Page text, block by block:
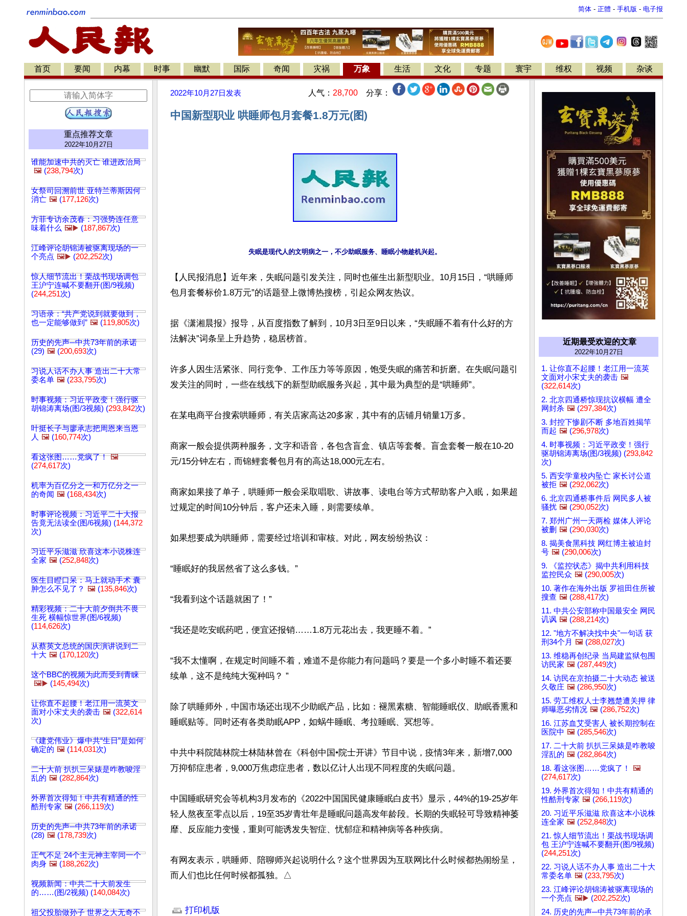
简体 - 正體 - 手机版 - 电子报
首页 要闻 内幕 时事 幽默 国际 奇闻 灾祸 万象 生活 文化 专题 寰宇 维权 视频 杂谈
重点推荐文章
2022年10月27日
谁能加速中共的灭亡 谁进政治局
🖼️ (238,794次)
女祭司回溯前世 亚特兰蒂斯因何
消亡 🖼️ (177,126次)
方菲专访余茂春：习强势连任意
味着什么 🖼️▶️ (187,867次)
江峰评论胡锦涛被驱离现场的一
个亮点 🖼️▶️ (202,252次)
惊人细节流出！栗战书现场调包
王沪宁连喊不要翻开(图/9视频)
(244,251次)
习语录：“共产党说到就要做到，
也一定能够做到” 🖼️ (119,805次)
历史的先声─中共73年前的承诺
(29) 🖼️ (200,693次)
习说人话不办人事 造出二十大常
委名单 🖼️ (233,795次)
时事视频：习近平政变！强行驱
胡锦涛离场(图/3视频) (293,842次)
叶挺长子与廖承志把周恩来当恩
人 🖼️ (160,774次)
看这张图……党疯了！ 🖼️
(274,617次)
机率为百亿分之一和万亿分之一
的奇闻 🖼️ (168,434次)
时事评论视频：习近平二十大报
告竟无法读全(图/6视频) (144,372
次)
习近平乐滋滋 欣喜这本小说株连
全家 🖼️ (252,848次)
医生目瞪口呆：马上就动手术 囊
肿怎么不见了？ 🖼️ (135,846次)
精彩视频：二十大前夕倒共不畏
生死 横幅惊世界(图/6视频)
(114,626次)
从蔡英文总统的国庆演讲说到二
十大 🖼️ (170,120次)
这个BBC的视频为此而受到青睐
🖼️▶️ (145,494次)
让你直不起腰！老江用一流英文
面对小宋丈夫的袭击 🖼️ (322,614
次)
《建党伟业》爆中共“生日”是如何
确定的 🖼️ (114,031次)
二十大前 扒扒三呆婊是咋教唆淫
乱的 🖼️ (282,864次)
外界首次得知！中共有精通的性
酷刑专家 🖼️ (266,119次)
历史的先声─中共73年前的承诺
(28) 🖼️ (178,739次)
正气不足 24个主元神主宰同一个
肉身 🖼️ (188,262次)
视频新闻：中共二十大前发生
的……(图/2视频) (140,084次)
祖父投胎做孙子 世界之大无奇不
2022年10月27日 发表 人气： 28,700 分享：
中国新型职业 哄睡师包月套餐1.8万元(图)
【人民报消息】近年来，失眠问题引发关注，同时也催生出新型职业。10月15日，“哄睡师
包月套餐标价1.8万元”的话题登上微博热搜榜，引起众网友热议。
据《潇湘晨报》报导，从百度指数了解到，10月3日至9日以来，“失眠睡不着有什么好的方
法解决”词条呈上升趋势，稳居榜首。
许多人因生活紧张、同行竞争、工作压力等等原因，饱受失眠的痛苦和折磨。在失眠问题引
发关注的同时，一些在线线下的新型助眠服务兴起，其中最为典型的是“哄睡师”。
在某电商平台搜索哄睡师，有关店家高达20多家，其中有的店铺月销量1万多。
商家一般会提供两种服务，文字和语音，各包含盲盒、镇店等套餐。盲盒套餐一般在10-20
元/15分钟左右，而锦鲤套餐包月有的高达18,000元左右。
商家如果接了单子，哄睡师一般会采取唱歌、讲故事、读电台等方式帮助客户入眠，如果超
过规定的时间10分钟后，客户还未入睡，则需要续单。
如果想要成为哄睡师，需要经过培训和审核。对此，网友纷纷热议：
“睡眠好的我居然省了这么多钱。”
“我看到这个话题就困了！”
“我还是吃安眠药吧，便宜还报销……1.8万元花出去，我更睡不着。”
“我不太懂啊，在规定时间睡不着，难道不是你能力有问题吗？要是一个多小时睡不着还要
续单，这不是纯纯大冤种吗？ ”
除了哄睡师外，中国市场还出现不少助眠产品，比如：褪黑素糖、智能睡眠仪、助眠香熏和
睡眠贴等。同时还有各类助眠APP，如蜗牛睡眠、考拉睡眠、冥想等。
中共中科院陆林院士林陆林曾在《科创中国•院士开讲》节目中说，疫情3年来，新增7,000
万抑郁症患者，9,000万焦虑症患者，数以亿计人出现不同程度的失眠问题。
中国睡眠研究会等机构3月发布的《2022中国国民健康睡眠白皮书》显示，44%的19-25岁年
轻人熬夜至零点以后，19至35岁青壮年是睡眠问题高发年龄段。长期的失眠轻可导致精神萎
靡、反应能力变慢，重则可能诱发失智症、忧郁症和精神病等各种疾病。
有网友表示，哄睡师、陪聊师兴起说明什么？这个世界因为互联网比什么时候都热闹纷呈，
而人们也比任何时候都孤独。△
打印机版
近期最受欢迎的文章
2022年10月27日
1. 让你直不起腰！老江用一流英
文面对小宋丈夫的袭击 🖼️
(322,614次)
2. 北京四通桥惊现抗议横幅 遭全
网封杀 🖼️ (297,384次)
3. 封控下惨剧不断 多地百姓揭竿
而起 🖼️ (296,978次)
4. 时事视频：习近平政变！强行
驱胡锦涛离场(图/3视频) (293,842
次)
5. 西安学童校内坠亡 家长讨公道
被拒 🖼️ (292,062次)
6. 北京四通桥事件后 网民多人被
骚扰 🖼️ (290,052次)
7. 郑州广州一天两检 媒体人评论
被删 🖼️ (290,030次)
8. 揭美食黑科技 网红博主被迫封
号 🖼️ (290,006次)
9. 《监控状态》揭中共利用科技
监控民众 🖼️ (290,005次)
10. 著作在海外出版 罗祖田住所被
搜查 🖼️ (288,417次)
11. 中共公安部称中国最安全 网民
讥讽 🖼️ (288,214次)
12. "地方不解决找中央"一句话 获
刑34个月 🖼️ (288,027次)
13. 维稳再创纪录 当局建监狱包围
访民家 🖼️ (287,449次)
14. 访民在京拍摄二十大动态 被送
久敬庄 🖼️ (286,950次)
15. 劳工维权人士李翘楚遭关押 律
师曝恶劣情况 🖼️ (286,752次)
16. 江苏血艾受害人 被长期控制在
医院中 🖼️ (285,546次)
17. 二十大前 扒扒三呆婊是咋教唆
淫乱的 🖼️ (282,864次)
18. 看这张图……党疯了！
🖼️
(274,617次)
19. 外界首次得知！中共有精通的
性酷刑专家 🖼️ (266,119次)
20. 习近平乐滋滋 欣喜这本小说株
连全家 🖼️ (252,848次)
21. 惊人细节流出！栗战书现场调
包 王沪宁连喊不要翻开(图/9视频)
(244,251次)
22. 习说人话不办人事 造出二十大
常委名单 🖼️ (233,795次)
23. 江峰评论胡锦涛被驱离现场的
一个亮点 🖼️▶️ (202,252次)
24. 历史的先声─中共73年前的承